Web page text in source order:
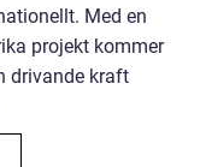
Med en
projekt kommer
drivande kraft